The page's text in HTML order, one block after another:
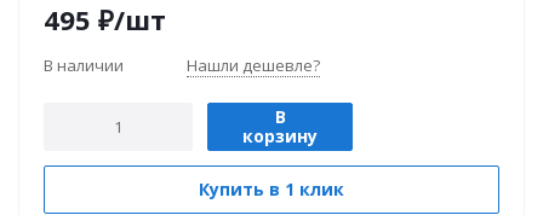
495 ₽/шт
В наличии Нашли дешевле?
В
корзину
Купить в 1 клик